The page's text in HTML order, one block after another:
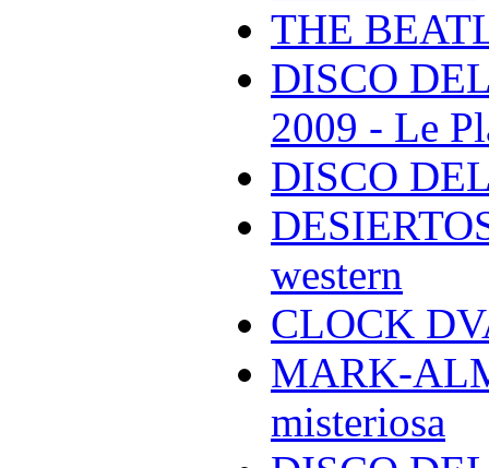
THE
DISCO
2009 - Le
DISCO
western
CLOCK
MARK-
misteriosa